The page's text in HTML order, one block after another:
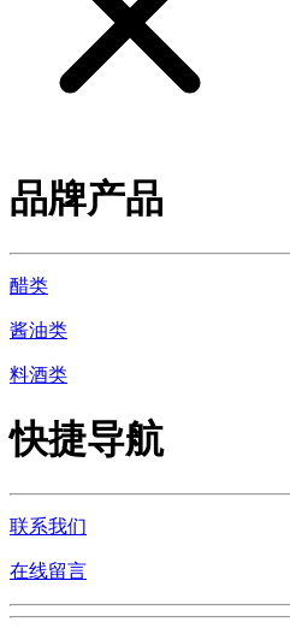
品牌产品
醋类
酱油类
料酒类
快捷导航
联系我们
在线留言